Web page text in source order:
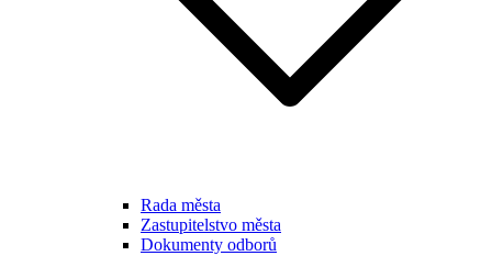
Rada města
Zastupitelstvo města
Dokumenty odborů